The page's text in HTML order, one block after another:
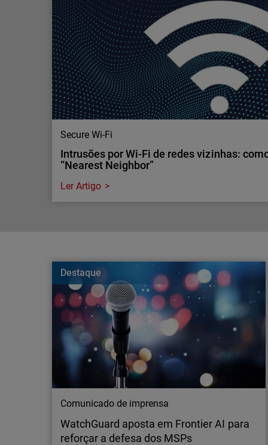
monitorizar a exposição externa ajuda a…
A cibersegurança tende a centrar-se nos
segurança acontecem porque as organizações
sistemas, aplicações ou dados à Internet.
Secure Wi-Fi
Intrusões por Wi-Fi de redes vizinhas:
“Nearest Neighbor”
O que é um ataque “Nearest Neighbor” ?
empresas e aprenda a proteger a sua rede Wi-Fi
Ler Artigo
Destaque
Comunicado de imprensa
WatchGuard aposta em Frontier AI para
reforçar a defesa dos MSPs